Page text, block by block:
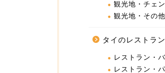
観光地・チェ
観光地・その
タイのレストラ
レストラン・
レストラン・